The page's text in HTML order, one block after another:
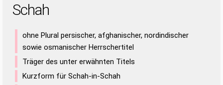
Schah
ohne Plural persischer, afghanischer, nordindischer
sowie osmanischer Herrschertitel
Träger des unter erwähnten Titels
Kurzform für Schah-in-Schah